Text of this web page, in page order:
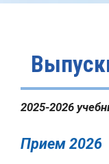
2025-2026
Прием 2026